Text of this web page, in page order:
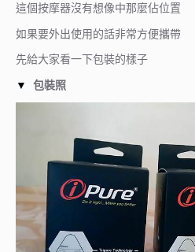
這個按摩器沒有想像中那麼佔位置
如果要外出使用的話非常方便攜帶
先給大家看一下包裝的樣子
▼ 包裝照